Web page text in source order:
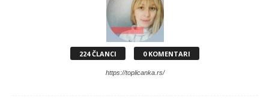
224 ČLANCI 0 KOMENTARI
https://toplicanka.rs/